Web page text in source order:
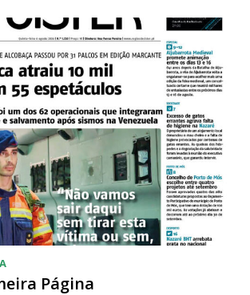
12 meses
conteúdo online
aos conteúdos Exclusivos para
assinatura anual
Escolha o plano
Página